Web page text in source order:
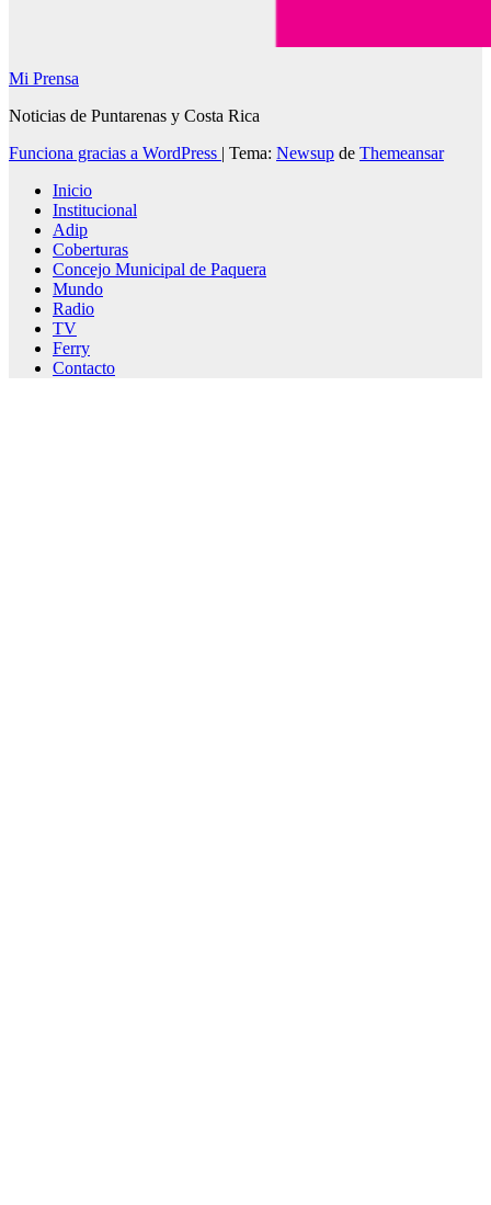
Mi Prensa
Noticias de Puntarenas y Costa Rica
Funciona gracias a WordPress | Tema: Newsup de Themeansar
Inicio
Institucional
Adip
Coberturas
Concejo Municipal de Paquera
Mundo
Radio
TV
Ferry
Contacto